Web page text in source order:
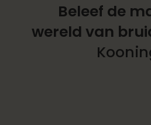
Beleef de
wereld van